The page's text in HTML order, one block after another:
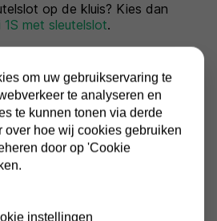
op de kluis? Kies dan
met sleutelslot.
Nieuw
om uw gebruikservaring te
te analyseren en
te kunnen tonen via derde
over hoe wij cookies gebruiken
door op 'Cookie
instellingen